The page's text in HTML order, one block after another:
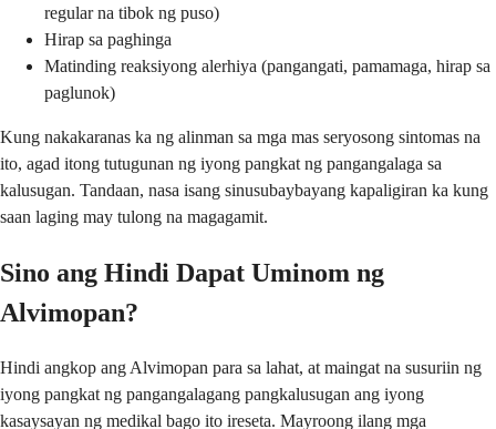
regular na tibok ng puso)
Hirap sa paghinga
Matinding reaksiyong alerhiya (pangangati, pamamaga, hirap sa
paglunok)
Kung nakakaranas ka ng alinman sa mga mas seryosong sintomas na
ito, agad itong tutugunan ng iyong pangkat ng pangangalaga sa
kalusugan. Tandaan, nasa isang sinusubaybayang kapaligiran ka kung
saan laging may tulong na magagamit.
Sino ang Hindi Dapat Uminom ng
Alvimopan?
Hindi angkop ang Alvimopan para sa lahat, at maingat na susuriin ng
iyong pangkat ng pangangalagang pangkalusugan ang iyong
kasaysayan ng medikal bago ito ireseta. Mayroong ilang mga